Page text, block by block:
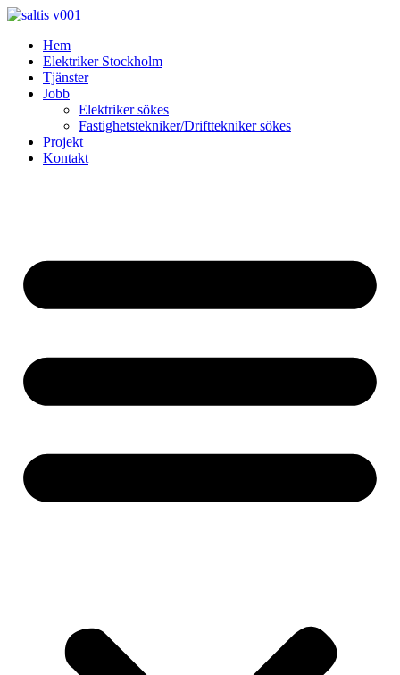
Skip
contentHem
Elektriker Stockholm
Tjänster
Jobb
Elektriker sökes
Fastighetstekniker/Drifttekniker sökes
Projekt
Kontakt